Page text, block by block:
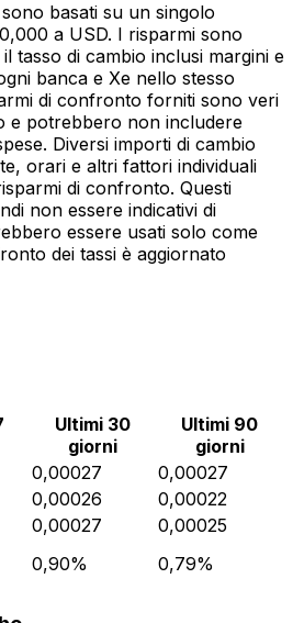
basati su un singolo
a USD. I risparmi sono
tasso di cambio inclusi margini e
banca e Xe nello stesso
di confronto forniti sono veri
e potrebbero non includere
Diversi importi di cambio
orari e altri fattori individuali
di confronto. Questi
non essere indicativi di
essere usati solo come
dei tassi è aggiornato
Ultimi 30
giorni
Ultimi 90
giorni
0,00027
0,00027
0,00026
0,00022
0,00027
0,00025
0,90% 0,79%